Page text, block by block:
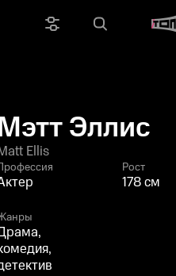
Эллис
Ellis
Рост
178 см